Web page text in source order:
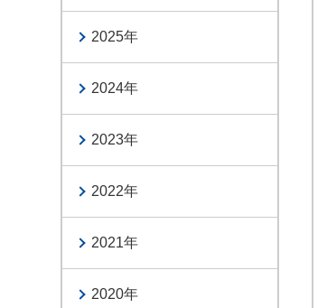
2025
2024
2023
2022
2021
2020